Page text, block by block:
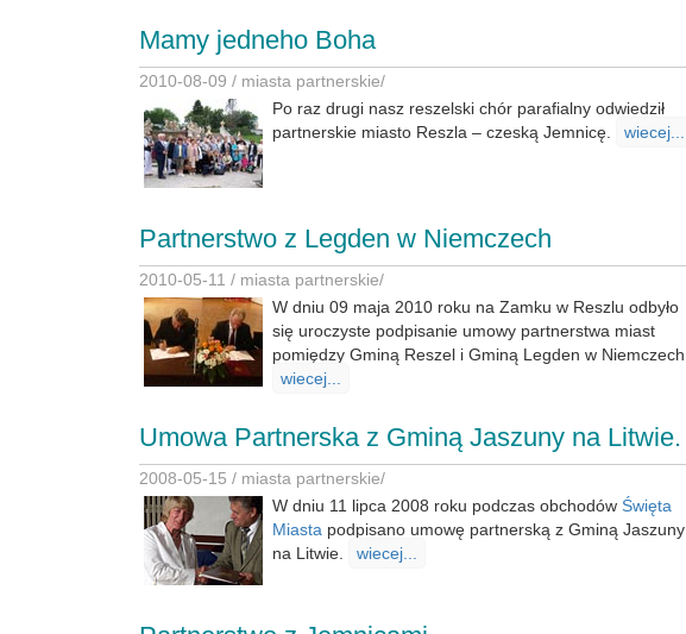
Mamy jedneho Boha
2010-08-09 / miasta partnerskie/
Po raz drugi nasz reszelski chór parafialny odwiedził
partnerskie miasto Reszla – czeską Jemnicę.
wiecej...
Partnerstwo z Legden w Niemczech
2010-05-11 / miasta partnerskie/
W dniu 09 maja 2010 roku na Zamku w Reszlu odbyło
się uroczyste podpisanie umowy partnerstwa miast
pomiędzy Gminą Reszel i Gminą Legden w Niemczech.
wiecej...
Umowa Partnerska z Gminą Jaszuny na Litwie.
2008-05-15 / miasta partnerskie/
W dniu 11 lipca 2008 roku podczas obchodów Święta
Miasta podpisano umowę partnerską z Gminą Jaszuny
na Litwie.
wiecej...